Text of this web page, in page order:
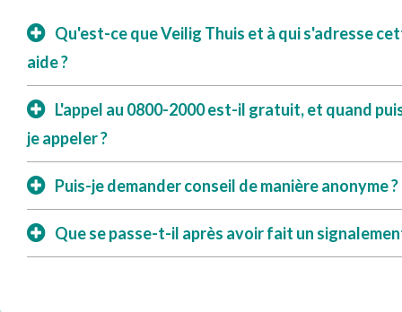
Qu'est-ce que Veilig Thuis et à qui s'adresse
aide ?
L'appel au 0800-2000 est-il gratuit, et quand
je appeler ?
Puis-je demander conseil de manière anonyme ?
Que se passe-t-il après avoir fait un